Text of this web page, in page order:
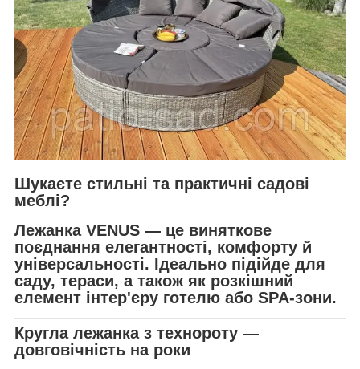
Шукаєте стильні та практичні садові
меблі?
Лежанка VENUS — це виняткове
поєднання елегантності, комфорту й
універсальності. Ідеально підійде для
саду, тераси, а також як розкішний
елемент інтер'єру готелю або SPA-зони.
Кругла лежанка з технороту —
довговічність на роки